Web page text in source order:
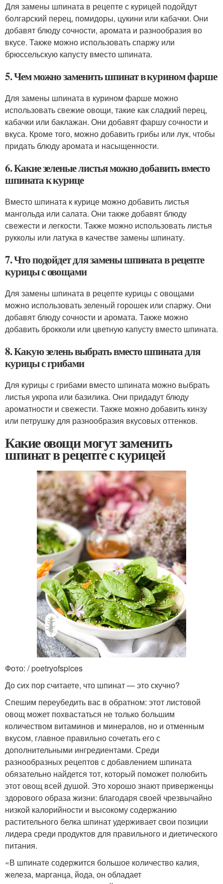
Для замены шпината в рецепте с курицей подойдут
болгарский перец, помидоры, цукини или кабачки. Они
добавят блюду сочности, аромата и разнообразия во
вкусе. Также можно использовать спаржу или
брюссельскую капусту вместо шпината.
5. Чем можно заменить шпинат в курином фарше
Для замены шпината в курином фарше можно
использовать свежие овощи, такие как сладкий перец,
кабачки или баклажан. Они добавят фаршу сочности и
вкуса. Кроме того, можно добавить грибы или лук, чтобы
придать блюду аромата и насыщенности.
6. Какие зеленые листья можно добавить вместо
шпината к курице
Вместо шпината к курице можно добавить листья
мангольда или салата. Они также добавят блюду
свежести и легкости. Также можно использовать листья
рукколы или латука в качестве замены шпинату.
7. Что подойдет для замены шпината в рецепте
курицы с овощами
Для замены шпината в рецепте курицы с овощами
можно использовать зеленый горошек или спаржу. Они
добавят блюду сочности и аромата. Также можно
добавить брокколи или цветную капусту вместо шпината.
8. Какую зелень выбрать вместо шпината для
курицы с грибами
Для курицы с грибами вместо шпината можно выбрать
листья укропа или базилика. Они придадут блюду
ароматности и свежести. Также можно добавить кинзу
или петрушку для разнообразия вкусовых оттенков.
Какие овощи могут заменить
шпинат в рецепте с курицей
Фото: / poetryofspices
До сих пор считаете, что шпинат — это скучно?
Спешим переубедить вас в обратном: этот листовой
овощ может похвастаться не только большим
количеством витаминов и минералов, но и отменным
вкусом, главное правильно сочетать его с
дополнительными ингредиентами. Среди
разнообразных рецептов с добавлением шпината
обязательно найдется тот, который поможет полюбить
этот овощ всей душой. Это хорошо знают приверженцы
здорового образа жизни: благодаря своей чрезвычайно
низкой калорийности и высокому содержанию
растительного белка шпинат удерживает свои позиции
лидера среди продуктов для правильного и диетического
питания.
«В шпинате содержится большое количество калия,
железа, марганца, йода, он обладает